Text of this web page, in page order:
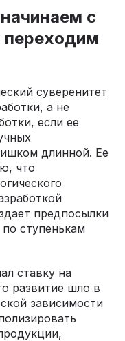
с
переходим
суверенитет
а не
если ее
длинной. Ее
что
предпосылки
ступенькам
ставку на
развитие шло в
зависимости